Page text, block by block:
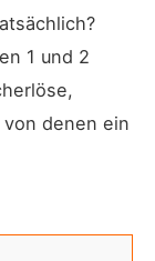
1 und 2
denen ein